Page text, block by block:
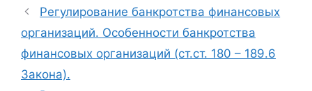
Регулирование банкротства финансовых
организаций. Особенности банкротства
финансовых организаций (ст.ст. 180 – 189.6
Закона).